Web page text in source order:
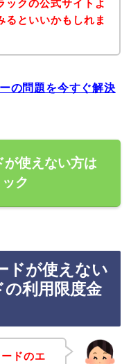
ックの公式サイトよ
るといいかもしれま
の問題を今すぐ解決
使えない方は
ク
ドが使えない
利用限度金
ドのエ